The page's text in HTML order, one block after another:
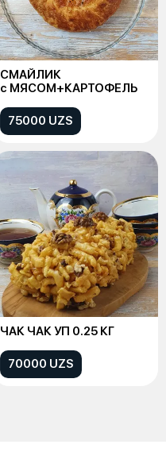
СМАЙЛИК
с МЯСОМ+КАРТОФЕЛЬ
75000 UZS
ЧАК ЧАК УП 0.25 КГ
70000 UZS